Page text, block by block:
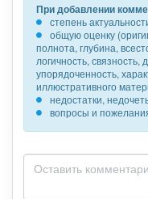
При добавлении
степень
общую оценку
полнота, глубина,
логичность, связность,
упорядоченность,
иллюстративного
недостатки,
вопросы и